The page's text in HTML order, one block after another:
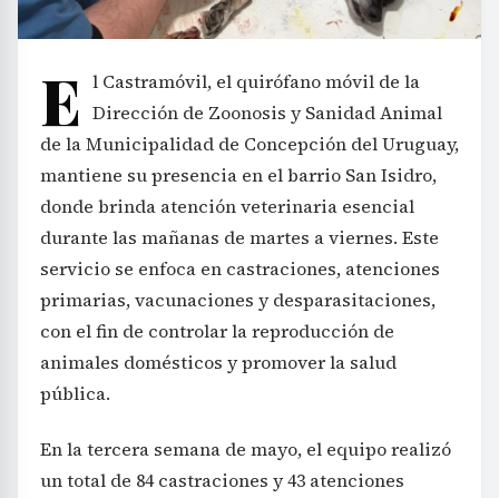
E l Castramóvil, el quirófano móvil de la
Dirección de Zoonosis y Sanidad Animal
de la Municipalidad de Concepción del Uruguay,
mantiene su presencia en el barrio San Isidro,
donde brinda atención veterinaria esencial
durante las mañanas de martes a viernes. Este
servicio se enfoca en castraciones, atenciones
primarias, vacunaciones y desparasitaciones,
con el fin de controlar la reproducción de
animales domésticos y promover la salud
pública.
En la tercera semana de mayo, el equipo realizó
un total de 84 castraciones y 43 atenciones